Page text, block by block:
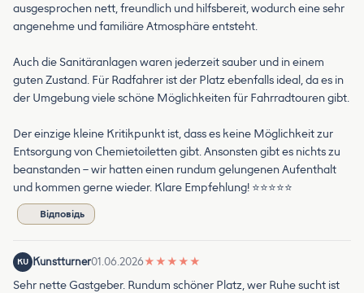
ausgesprochen nett, freundlich und hilfsbereit, wodurch eine sehr
angenehme und familiäre Atmosphäre entsteht.
Auch die Sanitäranlagen waren jederzeit sauber und in einem
guten Zustand. Für Radfahrer ist der Platz ebenfalls ideal, da es in
der Umgebung viele schöne Möglichkeiten für Fahrradtouren gibt.
Der einzige kleine Kritikpunkt ist, dass es keine Möglichkeit zur
Entsorgung von Chemietoiletten gibt. Ansonsten gibt es nichts zu
beanstanden – wir hatten einen rundum gelungenen Aufenthalt
und kommen gerne wieder. Klare Empfehlung! ⭐⭐⭐⭐⭐
Відповідь
KU Kunstturner01.06.2026★ ★ ★ ★ ★
Sehr nette Gastgeber. Rundum schöner Platz, wer Ruhe sucht ist